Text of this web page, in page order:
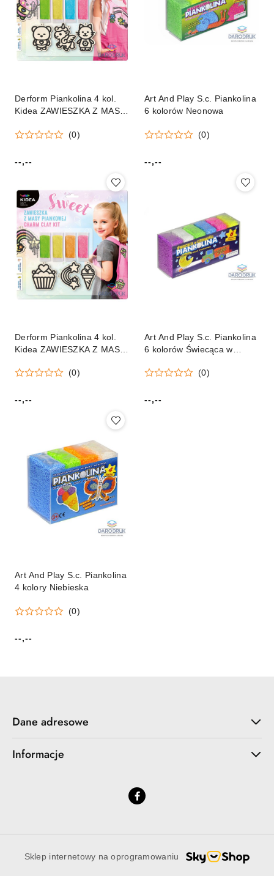
Derform Piankolina 4 kol.
Kidea ZAWIESZKA Z MASY
Derform (ZMPFKA)
(0)
Cena:
--,--
Art And Play S.c. Piankolina
6 kolorów Neonowa
(0)
Cena:
--,--
Derform Piankolina 4 kol.
Kidea ZAWIESZKA Z MASY
(ZMPSKA)
(0)
Cena:
--,--
Art And Play S.c. Piankolina
6 kolorów Świecąca w
(0)
Cena:
--,--
Art And Play S.c. Piankolina
4 kolory Niebieska
(0)
Cena:
--,--
Dane adresowe
Informacje
Sklep internetowy na oprogramowaniu